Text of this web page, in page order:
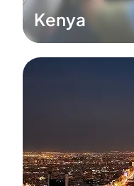
Kenya